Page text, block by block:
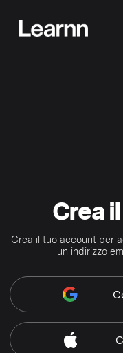
Crea
Crea il tuo account per
un indirizzo